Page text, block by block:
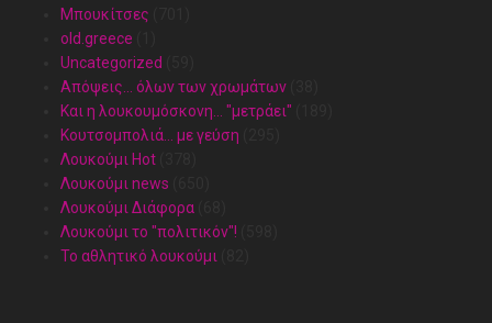
Mπουκίτσες
old.greece
Uncategorized
Απόψεις… όλων των χρωμάτων
Και η λουκουμόσκονη… "μετράει"
Κουτσομπολιά… με γεύση
Λουκούμι Hot
Λουκούμι news
Λουκούμι Διάφορα
Λουκούμι το "πολιτικόν"!
Το αθλητικό λουκούμι